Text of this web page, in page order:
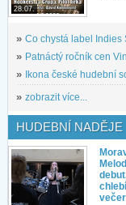
28.07.
» Co chystá label Indies
» Patnáctý ročník cen
»
Ikona české hudební
» zobrazit více...
HUDEBNÍ NADĚJE